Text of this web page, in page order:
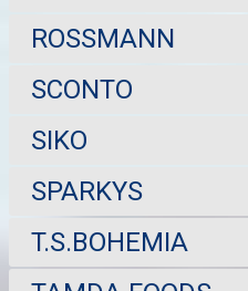
ROSSMANN
SCONTO
SIKO
SPARKYS
T.S.BOHEMIA